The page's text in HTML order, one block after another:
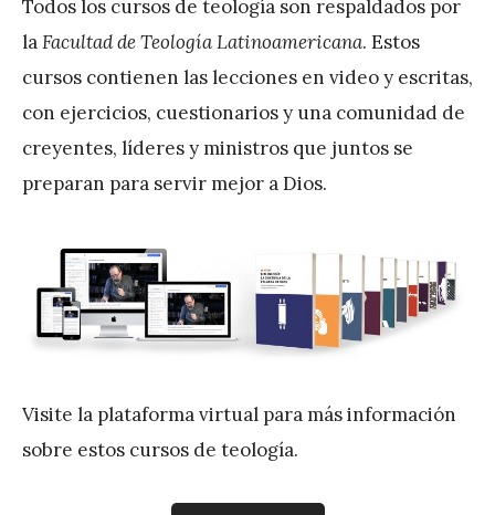
Todos los cursos de teología son respaldados por
laFacultad de Teología Latinoamericana. Estos
cursos contienen las lecciones en video y escritas,
con ejercicios, cuestionarios y una comunidad de
creyentes, líderes y ministros que juntos se
preparan para servir mejor a Dios.
Visite la plataforma virtual para más información
sobre estos cursos de teología.